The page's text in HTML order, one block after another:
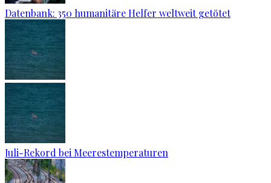
Datenbank: 350 humanitäre Helfer weltweit getötet
Juli-Rekord bei Meerestemperaturen